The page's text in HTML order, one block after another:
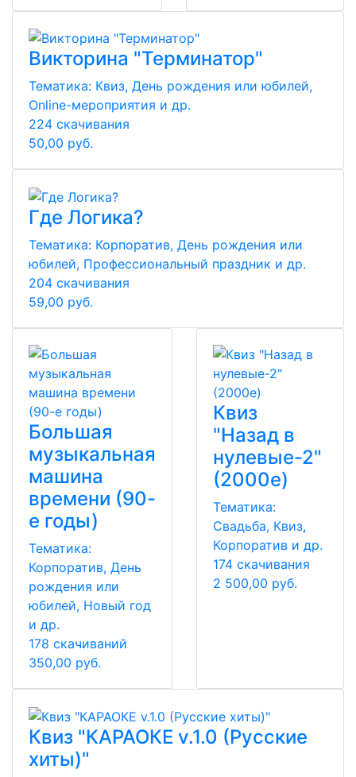
Викторина "Терминатор"
Тематика: Квиз, День рождения или юбилей,
Online-мероприятия и др.
224 скачивания
50,00 руб.
Где Логика?
Тематика: Корпоратив, День рождения или
юбилей, Профессиональный праздник и др.
204 скачивания
59,00 руб.
Большая
музыкальная
машина
времени (90-
е годы)
Тематика:
Корпоратив, День
рождения или
юбилей, Новый год
и др.
178 скачиваний
350,00 руб.
Квиз
"Назад в
нулевые-2"
(2000е)
Тематика:
Свадьба, Квиз,
Корпоратив и др.
174 скачивания
2 500,00 руб.
Квиз "КАРАОКЕ v.1.0 (Русские
хиты)"